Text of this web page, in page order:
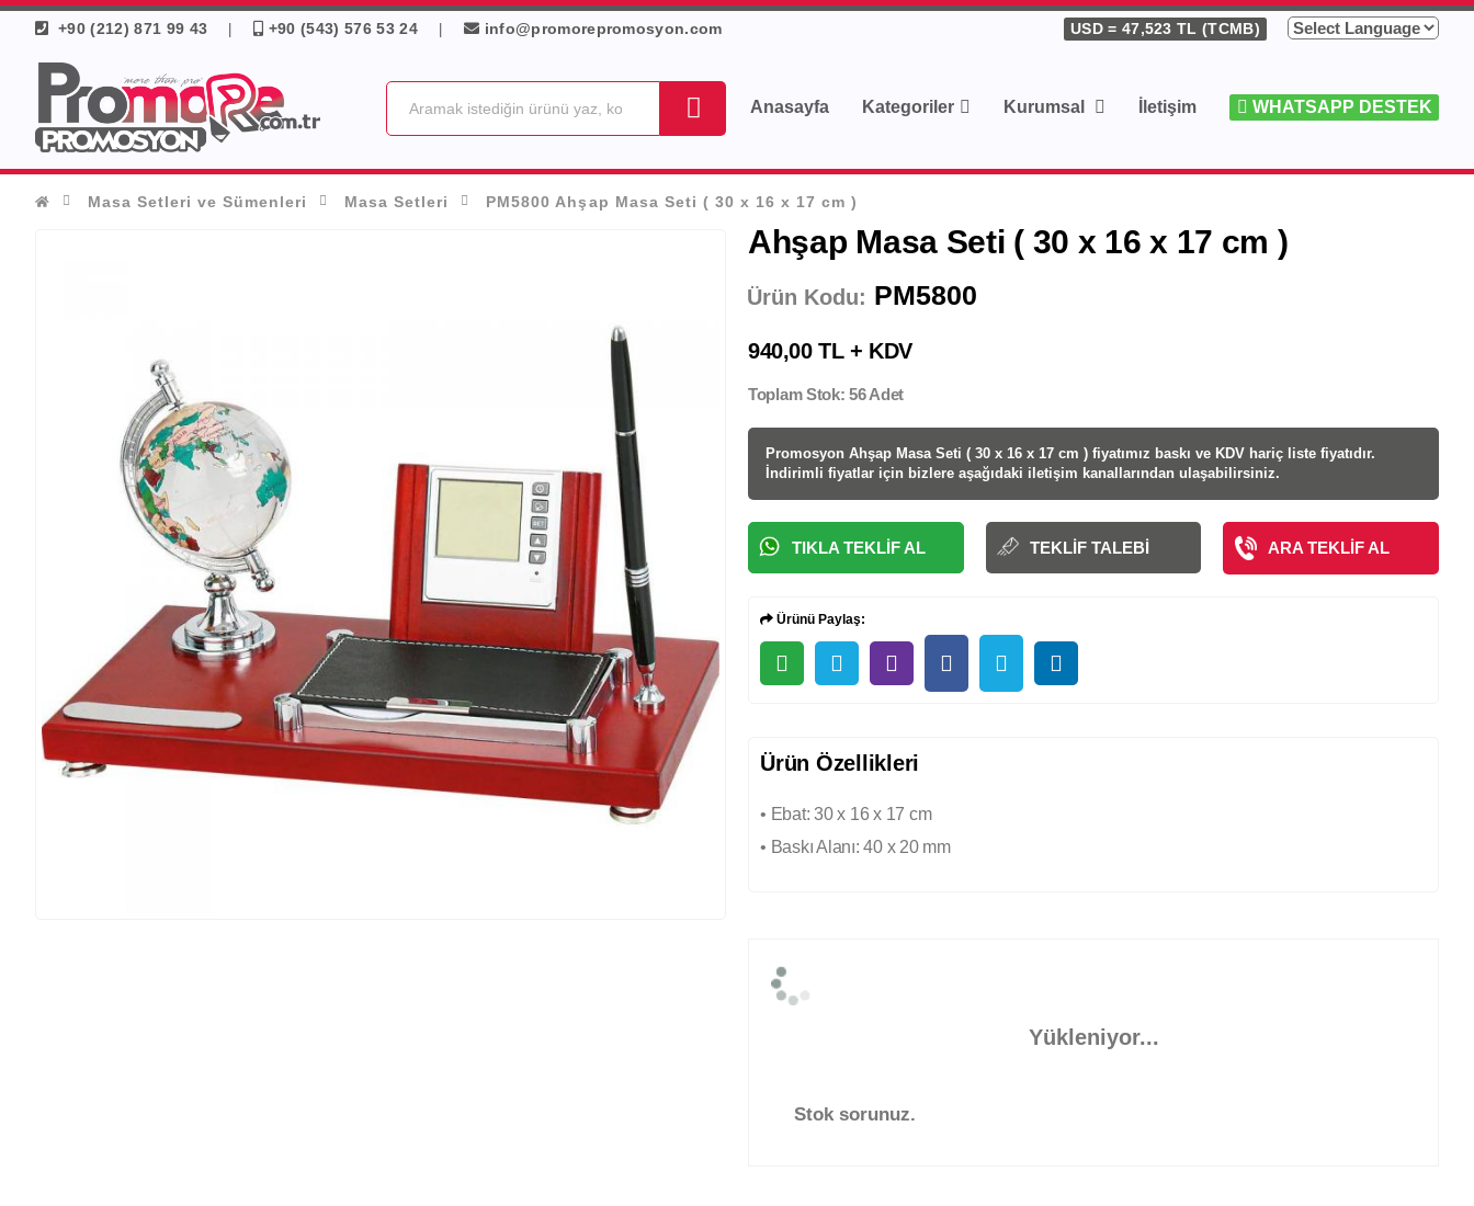
+90 (212) 871 99 43 +90 (543) 576 53 24 info@promorepromosyon.com USD = 47,523 TL (TCMB)
Anasayfa Kategoriler Kurumsal İletişim WHATSAPP DESTEK
Masa Setleri ve Sümenleri Masa Setleri PM5800 Ahşap Masa Seti ( 30 x 16 x 17 cm )
Ahşap Masa Seti ( 30 x 16 x 17 cm )
Ürün Kodu: PM5800
940,00 TL + KDV
Toplam Stok: 56 Adet
Promosyon Ahşap Masa Seti ( 30 x 16 x 17 cm ) fiyatımız baskı ve KDV hariç liste fiyatıdır.
İndirimli fiyatlar için bizlere aşağıdaki iletişim kanallarından ulaşabilirsiniz.
TIKLA TEKLIF AL TEKLIF TALEBI ARA TEKLIF AL
Ürünü Paylaş:
Ürün Özellikleri
• Ebat: 30 x 16 x 17 cm
• Baskı Alanı: 40 x 20 mm
Yükleniyor...
Stok sorunuz.